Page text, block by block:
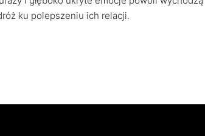
ku polepszeniu ich relacji.